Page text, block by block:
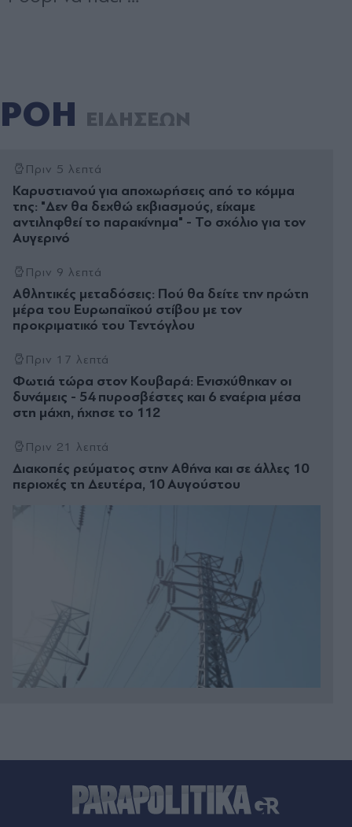
ΡΟΗ ΕΙΔΗΣΕΩΝ
Πριν 5 λεπτά
Καρυστιανού για αποχωρήσεις από το κόμμα
της: "Δεν θα δεχθώ εκβιασμούς, είχαμε
αντιληφθεί το παρακίνημα" - Το σχόλιο για τον
Αυγερινό
Πριν 9 λεπτά
Αθλητικές μεταδόσεις: Πού θα δείτε την πρώτη
μέρα του Ευρωπαϊκού στίβου με τον
προκριματικό του Τεντόγλου
Πριν 17 λεπτά
Φωτιά τώρα στον Κουβαρά: Ενισχύθηκαν οι
δυνάμεις - 54 πυροσβέστες και 6 εναέρια μέσα
στη μάχη, ήχησε το 112
Πριν 21 λεπτά
Διακοπές ρεύματος στην Αθήνα και σε άλλες 10
περιοχές τη Δευτέρα, 10 Αυγούστου
Πριν 22 λεπτά